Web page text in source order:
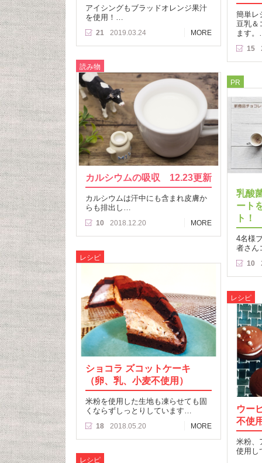
アイシングもブラッドオレンジ果汁
を使用！…
21 2019.03.24 MORE
簡単レ
豆乳＆
ます
15
読み物
カルシウムの吸収 12.23更新
カルシウムは汗中にも含まれ皮膚か
らも排出し…
10 2018.12.20 MORE
PR
乳酸
ート
ト！
4名様
者さん
10
レシピ
ショコラ ズコットケーキ
（卵、乳、小麦不使用）
米粉を使用した生地も凍らせても固
くならずしっとりしています…
18 2018.05.20 MORE
レシピ
ウー
不使
米粉、
使用
レシピ